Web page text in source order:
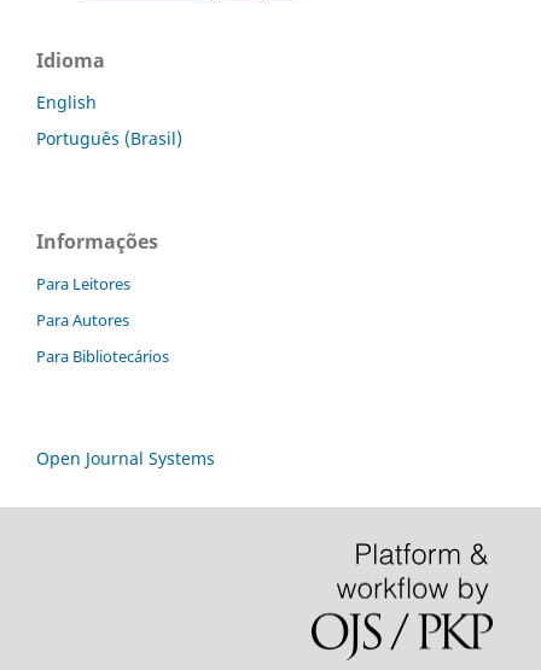
Idioma
English
Português (Brasil)
Informações
Para Leitores
Para Autores
Para Bibliotecários
Open Journal Systems